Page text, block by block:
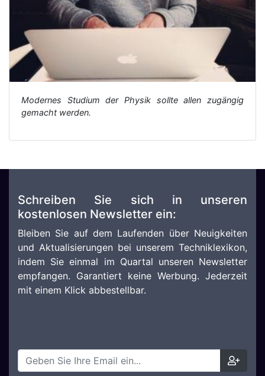
Modernes Studium der Physik sollte allen zugängig
gemacht werden.
Schreiben Sie sich in unseren
kostenlosen Newsletter ein:
Bleiben Sie auf dem Laufenden über Neuigkeiten
und Aktualisierungen bei unserem Techniklexikon,
indem Sie einmal im Quartal unseren Newsletter
empfangen. Garantiert keine Werbung. Jederzeit
mit einem Klick abbestellbar.